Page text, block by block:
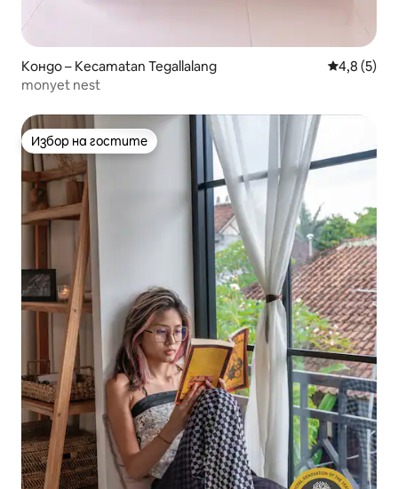
Кондо – Kecamatan Tegallalang Средна
4,8 (5)
monyet nest
Избор на гостите
Избор на гостите